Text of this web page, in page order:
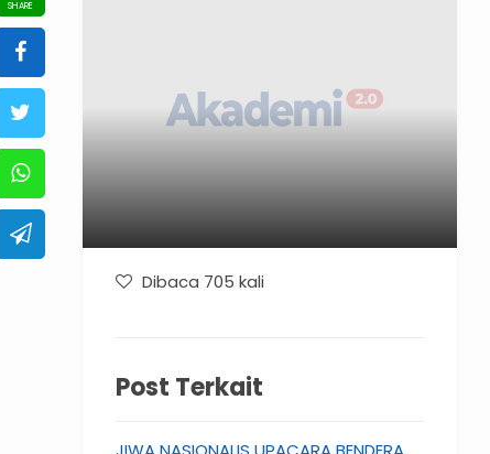
Dibaca 705 kali
Post Terkait